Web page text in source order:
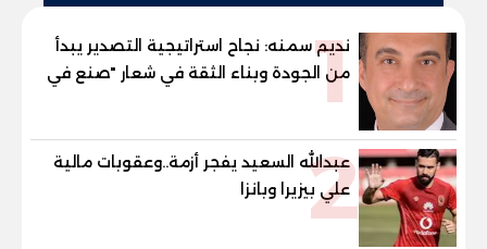
1
نديم سمنه: نجاح استراتيجية التصدير يبدأ
من الجودة وبناء الثقة في شعار "صنع في
مصر"
2
عبدالله السعيد يفجر أزمة..وعقوبات مالية
علي بيزيرا وبانزا